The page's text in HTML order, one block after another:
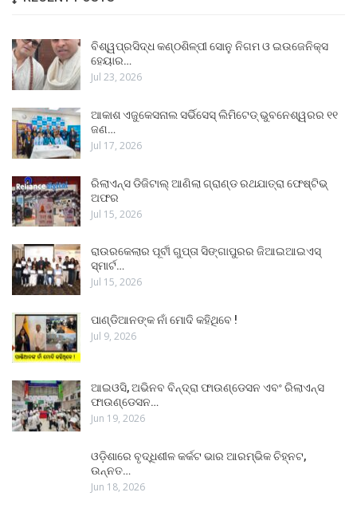
ବିଶ୍ୱପ୍ରସିଦ୍ଧ କଣ୍ଠଶିଳ୍ପୀ ସୋନୁ ନିଗମ ଓ ଇଉଜେନିକ୍ସ
ହେୟାର…
Jul 23, 2026
ଆକାଶ ଏଜୁକେସନାଲ ସର୍ଭିସେସ୍ ଲିମିଟେଡ୍ ଭୁବନେଶ୍ୱରର ୧୧
ଜଣ…
Jul 17, 2026
ରିଲାଏନ୍ସ ଡିଜିଟାଲ୍ ଆଣିଲା ଗ୍ରାଣ୍ଡ ରଥଯାତ୍ରା ଫେଷ୍ଟିଭ୍
ଅଫର
Jul 15, 2026
ରାଉରକେଲାର ପୂର୍ବୀ ଗୁପ୍ତା ସିଙ୍ଗାପୁରର ଜିଆଇଆଇଏସ୍
ସ୍ମାର୍ଟ…
Jul 15, 2026
ପାଣ୍ଡିଆନଙ୍କ ନାଁ ମୋଦି କହିଥିବେ !
Jul 9, 2026
ଆଇଓସି, ଅଭିନବ ବିନ୍ଦ୍ରା ଫାଉଣ୍ଡେସନ ଏବଂ ରିଲାଏନ୍ସ
ଫାଉଣ୍ଡେସନ…
Jun 19, 2026
ଓଡ଼ିଶାରେ ବୃଦ୍ଧିଶୀଳ କର୍କଟ ଭାର ଆରମ୍ଭିକ ଚିହ୍ନଟ,
ଉନ୍ନତ…
Jun 18, 2026